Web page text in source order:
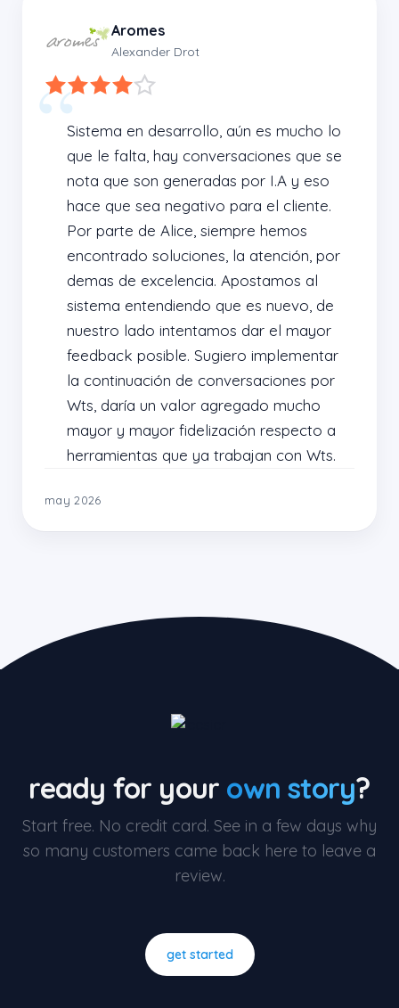
Aromes
Alexander Drot
Sistema en desarrollo, aún es mucho lo
que le falta, hay conversaciones que se
nota que son generadas por I.A y eso
hace que sea negativo para el cliente.
Por parte de Alice, siempre hemos
encontrado soluciones, la atención, por
demas de excelencia. Apostamos al
sistema entendiendo que es nuevo, de
nuestro lado intentamos dar el mayor
feedback posible. Sugiero implementar
la continuación de conversaciones por
Wts, daría un valor agregado mucho
mayor y mayor fidelización respecto a
herramientas que ya trabajan con Wts.
may 2026
ready for your own story?
Start free. No credit card. See in a few days why
so many customers came back here to leave a
review.
get started